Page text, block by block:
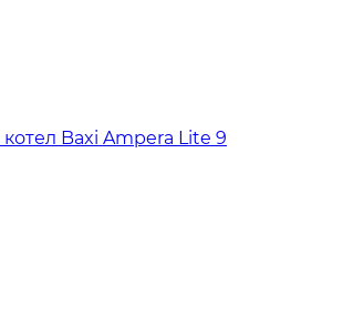
Baxi Ampera Lite 9